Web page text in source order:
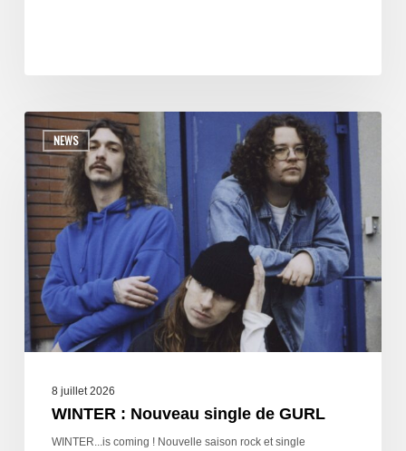
NEWS
8 juillet 2026
WINTER : Nouveau single de GURL
WINTER...is coming ! Nouvelle saison rock et single